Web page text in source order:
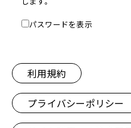
パスワードを表示
利用規約
プライバシーポリシー